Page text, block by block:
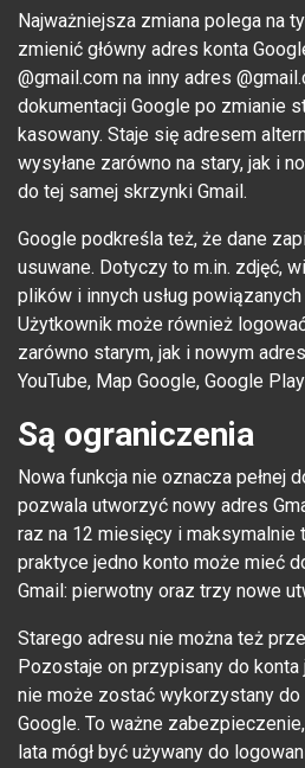
Najważniejsza zmiana polega na
zmienić główny adres konta
@gmail.com na inny adres
dokumentacji Google po zmianie
kasowany. Staje się adresem
wysyłane zarówno na stary, jak i
do tej samej skrzynki Gmail.
Google podkreśla też, że dane
usuwane. Dotyczy to m.in. zdjęć,
plików i innych usług
Użytkownik może również
zarówno starym, jak i nowym
YouTube, Map Google, Google
Są ograniczenia
Nowa funkcja nie oznacza pełnej
pozwala utworzyć nowy adres
raz na 12 miesięcy i maksymalnie
praktyce jedno konto może mieć
Gmail: pierwotny oraz trzy nowe
Starego adresu nie można też
Pozostaje on przypisany do
nie może zostać wykorzystany do
Google. To ważne
lata mógł być używany do